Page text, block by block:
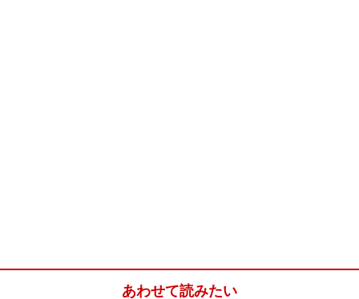
治療を続けていたのだ。
あわせて読みたい